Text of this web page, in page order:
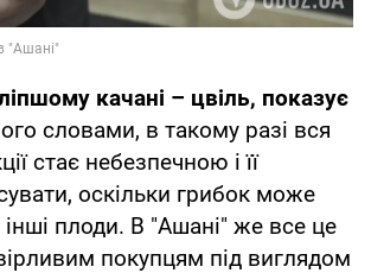
качані – цвіль, показує
словами, в такому разі вся
стає небезпечною і її
оскільки грибок може
плоди. В "Ашані" же все це
покупцям під виглядом